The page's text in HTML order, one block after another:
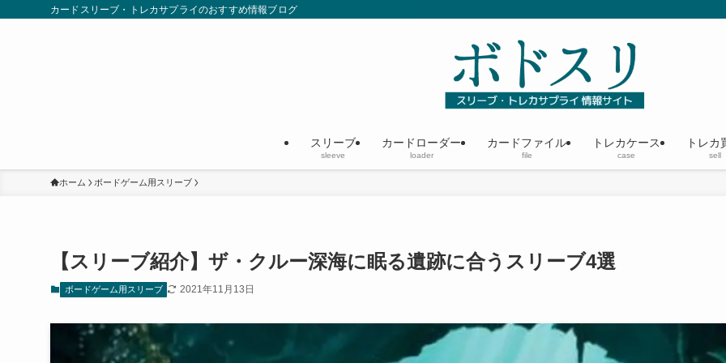
カードスリーブ・トレカサプライのおすすめ情報ブログ
スリーブ
sleeve
カードローダー
loader
カードファイル
file
トレカケース
case
トレカ
sell
ホーム ボードゲーム用スリーブ
【スリーブ紹介】ザ・クルー深海に眠る遺跡に合うスリーブ4選
ボードゲーム用スリーブ 2021年11月13日